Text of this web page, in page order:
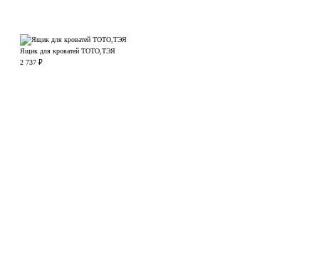
Ящик для кроватей ТОТО,ТЭЯ
2 737 ₽